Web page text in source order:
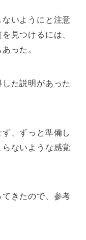
いようにと注意
見つけるには、
った。
た説明があった
、ずっと準備し
ないような感覚
きたので、参考